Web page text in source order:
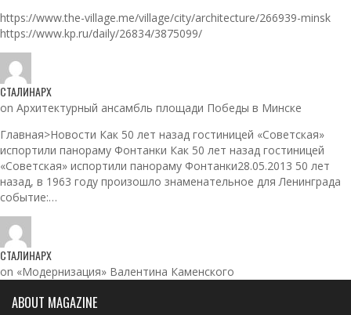
https://www.the-village.me/village/city/architecture/266939-minsk
https://www.kp.ru/daily/26834/3875099/
СТАЛИНАРХ
on Архитектурный ансамбль площади Победы в Минске
Главная>Новости Как 50 лет назад гостиницей «Советская»
испортили панораму Фонтанки Как 50 лет назад гостиницей
«Советская» испортили панораму Фонтанки28.05.2013 50 лет
назад, в 1963 году произошло знаменательное для Ленинграда
событие:…
СТАЛИНАРХ
on «Модернизация» Валентина Каменского
ABOUT MAGAZINE